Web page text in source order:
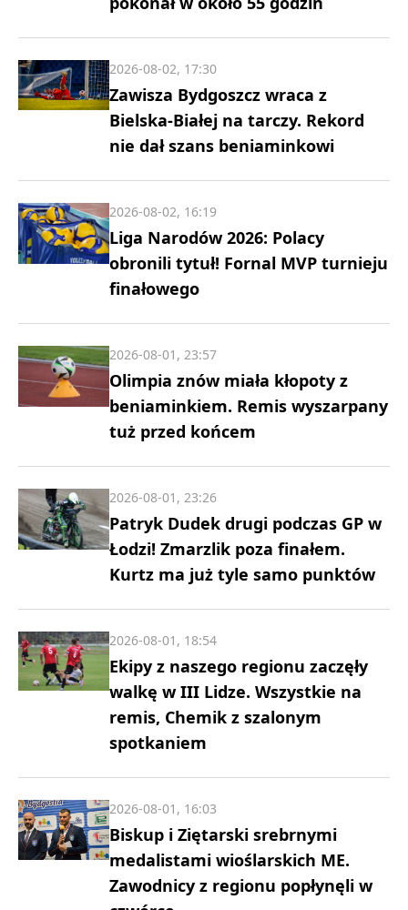
Zawisza Bydgoszcz wraca z
Bielska-Białej na tarczy. Rekord
nie dał szans beniaminkowi
2026-08-02, 17:30
Liga Narodów 2026: Polacy
obronili tytuł! Fornal MVP turnieju
finałowego
2026-08-02, 16:19
Olimpia znów miała kłopoty z
beniaminkiem. Remis wyszarpany
tuż przed końcem
2026-08-01, 23:57
Patryk Dudek drugi podczas GP w
Łodzi! Zmarzlik poza finałem.
Kurtz ma już tyle samo punktów
2026-08-01, 23:26
Ekipy z naszego regionu zaczęły
walkę w III Lidze. Wszystkie na
remis, Chemik z szalonym
spotkaniem
2026-08-01, 18:54
Biskup i Ziętarski srebrnymi
medalistami wioślarskich ME.
Zawodnicy z regionu popłynęli w
2026-08-01, 16:03